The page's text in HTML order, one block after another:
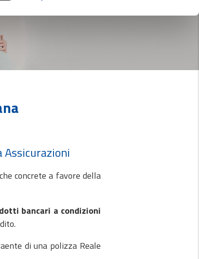
Assicurazioni
concrete a favore della
bancari a condizioni
di una polizza Reale